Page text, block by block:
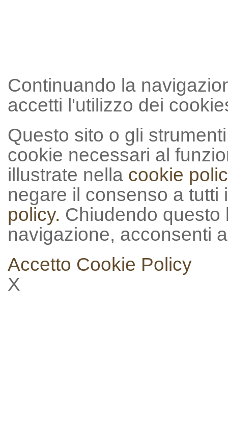
Continuando la
accetti l'utilizzo dei
Questo sito o gli
cookie necessari al
illustrate nella cookie
negare il consenso a
policy. Chiudendo
navigazione, acconsenti
Accetto Cookie Policy
X